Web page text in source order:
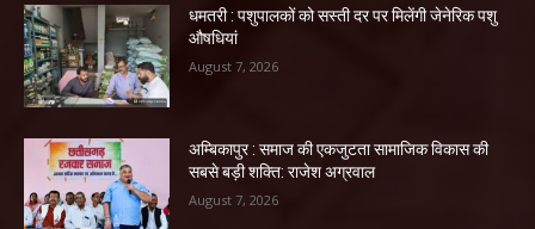
धमतरी : पशुपालकों को सस्ती दर पर मिलेंगी जेनेरिक पशु
औषधियां
August 7, 2026
अम्बिकापुर : समाज की एकजुटता सामाजिक विकास की
सबसे बड़ी शक्ति: राजेश अग्रवाल
August 7, 2026